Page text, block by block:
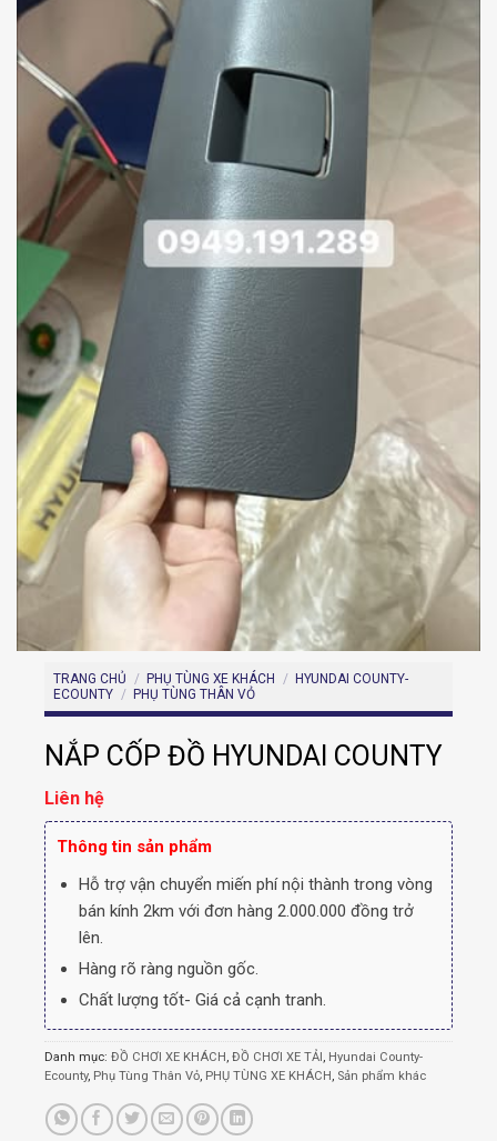
TRANG CHỦ / PHỤ TÙNG XE KHÁCH / HYUNDAI COUNTY-
ECOUNTY / PHỤ TÙNG THÂN VỎ
NẮP CỐP ĐỒ HYUNDAI COUNTY
Liên hệ
Thông tin sản phẩm
Hỗ trợ vận chuyển miến phí nội thành trong vòng
bán kính 2km với đơn hàng 2.000.000 đồng trở
lên.
Hàng rõ ràng nguồn gốc.
Chất lượng tốt- Giá cả cạnh tranh.
Danh mục: ĐỒ CHƠI XE KHÁCH, ĐỒ CHƠI XE TẢI, Hyundai County-
Ecounty, Phụ Tùng Thân Vỏ, PHỤ TÙNG XE KHÁCH, Sản phẩm khác